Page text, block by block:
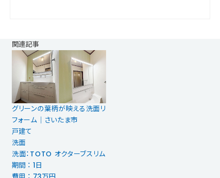
関連記事
グリーンの葉柄が映える洗面リ
フォーム｜さいたま市
戸建て
洗面
洗面：TOTO オクターブスリム
期間 ： 1日